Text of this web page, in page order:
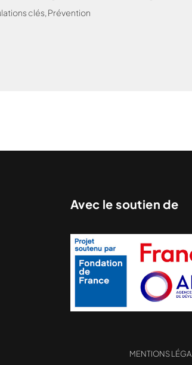
clés, Prévention
Avec le soutien de
MENTIONS